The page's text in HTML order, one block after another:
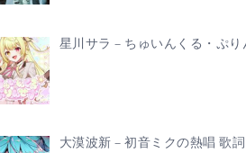
星川サラ – ちゅいんくる・ぷ
大漠波新 – 初音ミクの熱唱 歌